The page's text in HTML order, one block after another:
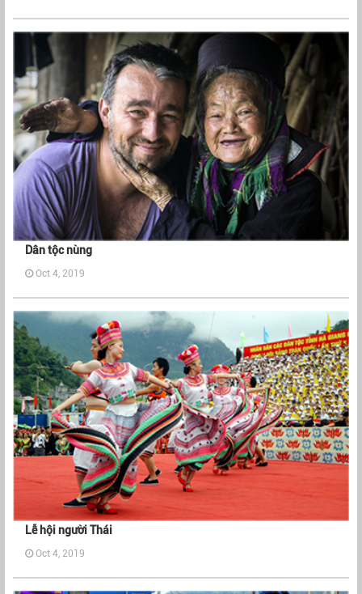
Dân tộc nùng
Oct 4, 2019
Lễ hội người Thái
Oct 4, 2019